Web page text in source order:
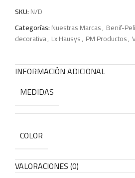
SKU:N/D
Categorías:Nuestras Marcas, Benif-
decorativa, Lx Hausys, PM Productos,
INFORMACIÓN ADICIONAL
MEDIDAS
COLOR
VALORACIONES (0)